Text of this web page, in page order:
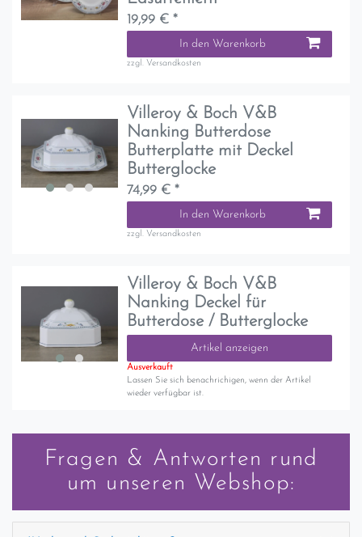
19,99 € *
In den Warenkorb
zzgl. Versandkosten
Villeroy & Boch V&B
Nanking Butterdose
Butterplatte mit Deckel
Butterglocke
74,99 € *
In den Warenkorb
zzgl. Versandkosten
Villeroy & Boch V&B
Nanking Deckel für
Butterdose / Butterglocke
Artikel anzeigen
Ausverkauft
Lassen Sie sich benachrichigen, wenn der Artikel
wieder verfügbar ist.
Fragen & Antworten rund
um unseren Webshop: